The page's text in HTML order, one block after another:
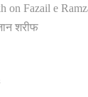
on Fazail e
शरीफ